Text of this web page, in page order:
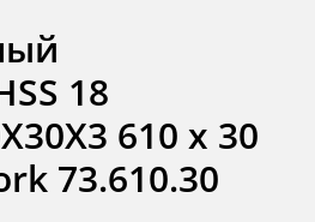
18
610 x 30
73.610.30